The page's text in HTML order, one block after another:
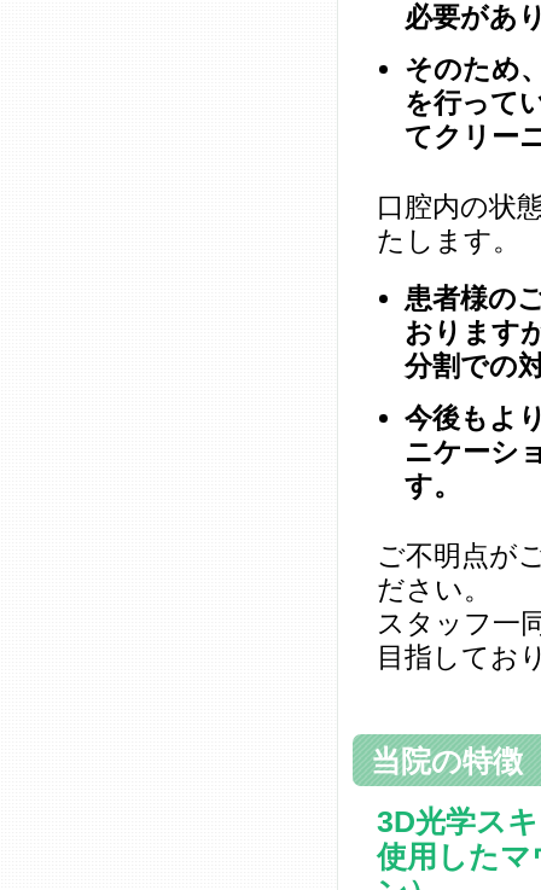
必要があ
そのため
を行って
てクリー
口腔内の状
たします。
患者様の
おります
分割での
今後もよ
ニケーシ
す。
ご不明点が
ださい。
スタッフ一
目指してお
当院の特徴
3D光学ス
使用したマ